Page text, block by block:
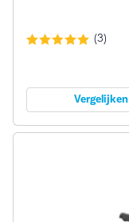
(3)
Vergelijken